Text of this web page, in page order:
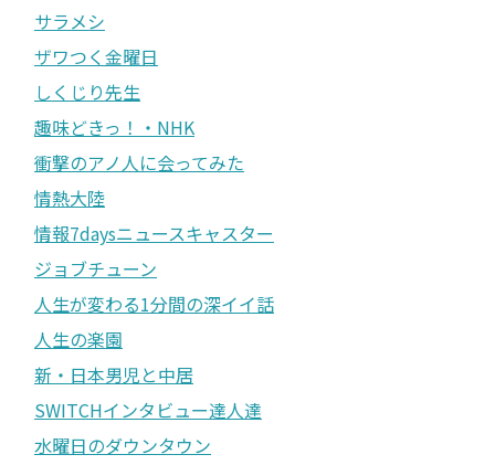
サラメシ
ザワつく金曜日
しくじり先生
趣味どきっ！・NHK
衝撃のアノ人に会ってみた
情熱大陸
情報7daysニュースキャスター
ジョブチューン
人生が変わる1分間の深イイ話
人生の楽園
新・日本男児と中居
SWITCHインタビュー達人達
水曜日のダウンタウン